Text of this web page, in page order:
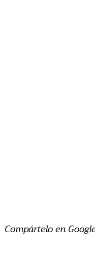
Compártelo en